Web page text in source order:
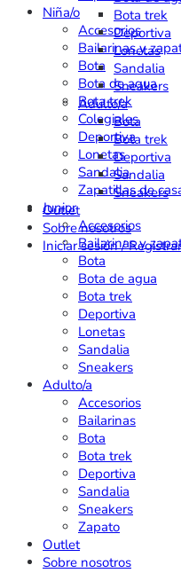
Niña/o
Accesorios
Bailarinas y
Bota
Bota de agua
Bota trek
Colegiales
Deportiva
Lonetas
Sandalia
Zapatillas de
Junior
Accesorios
Bailarinas y
Bota
Bota de agua
Bota trek
Deportiva
Lonetas
Sandalia
Sneakers
Adulto/a
Accesorios
Bailarinas
Bota
Bota trek
Deportiva
Sandalia
Sneakers
Zapato
Outlet
Sobre nosotros
Bota trek
Deportiva
Lonetas
Sandalia
Sneakers
Adulto/a
Bota
Bota trek
Deportiva
Sandalia
Sneakers
Outlet
Sobre nosotros
Iniciar sesión /